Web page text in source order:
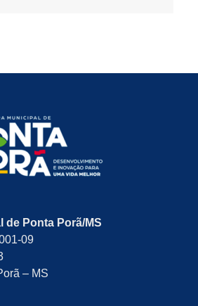
de Ponta Porã/MS
09
– MS